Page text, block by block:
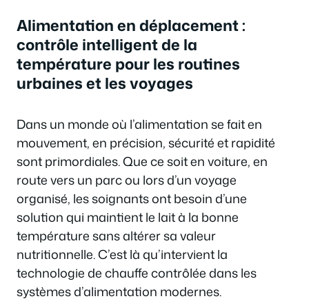
Alimentation en déplacement :
contrôle intelligent de la
température pour les routines
urbaines et les voyages
Dans un monde où l’alimentation se fait en
mouvement, en précision, sécurité et rapidité
sont primordiales. Que ce soit en voiture, en
route vers un parc ou lors d’un voyage
organisé, les soignants ont besoin d’une
solution qui maintient le lait à la bonne
température sans altérer sa valeur
nutritionnelle. C’est là qu’intervient la
technologie de chauffe contrôlée dans les
systèmes d’alimentation modernes.